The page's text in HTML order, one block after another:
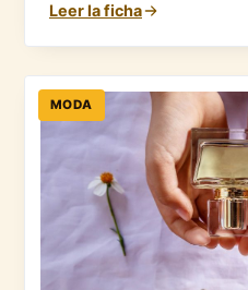
Leer la ficha
MODA